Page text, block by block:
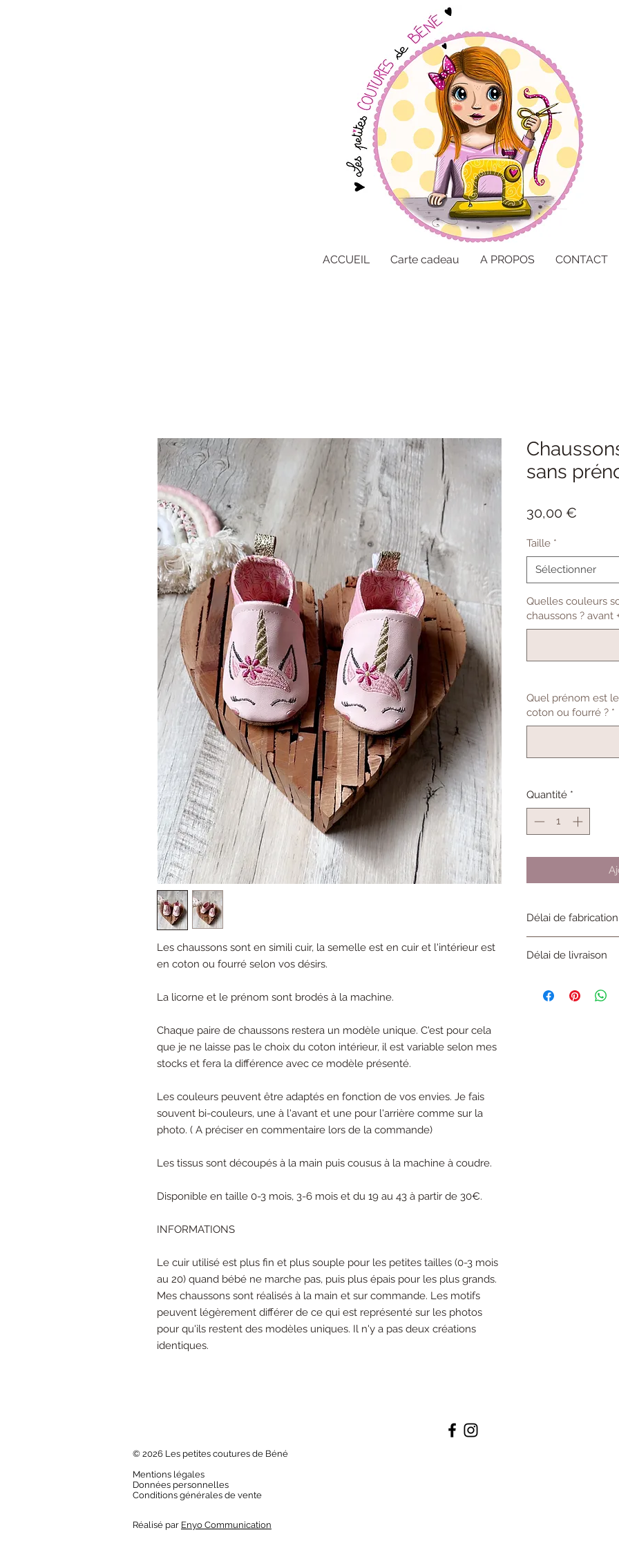
ACCUEIL Carte cadeau A PROPOS CONTACT
Les chaussons sont en simili cuir, la semelle est en cuir et l'intérieur est
en coton ou fourré selon vos désirs.
La licorne et le prénom sont brodés à la machine.
Chaque paire de chaussons restera un modèle unique. C'est pour cela
que je ne laisse pas le choix du coton intérieur, il est variable selon mes
stocks et fera la différence avec ce modèle présenté.
Les couleurs peuvent être adaptés en fonction de vos envies. Je fais
souvent bi-couleurs, une à l'avant et une pour l'arrière comme sur la
photo. ( A préciser en commentaire lors de la commande)
Les tissus sont découpés à la main puis cousus à la machine à coudre.
Disponible en taille 0-3 mois, 3-6 mois et du 19 au 43 à partir de 30€.
INFORMATIONS
Le cuir utilisé est plus fin et plus souple pour les petites tailles (0-3 mois
au 20) quand bébé ne marche pas, puis plus épais pour les plus grands.
Mes chaussons sont réalisés à la main et sur commande. Les motifs
peuvent légèrement différer de ce qui est représenté sur les photos
pour qu'ils restent des modèles uniques. Il n'y a pas deux créations
identiques.
sans
30,00 €
Taille *
Sélectionner
Quelles couleurs
chaussons ? avant
Quel prénom est
coton ou fourré ? *
Quantité *
Délai de fabrication
créations originales
6 semaines de délai.
Délai de livraison
(Colissimo). Il est
© 2026 Les petites coutures de Béné
Mentions légales
Données personnelles
Conditions générales de vente
Réalisé par Enyo Communication